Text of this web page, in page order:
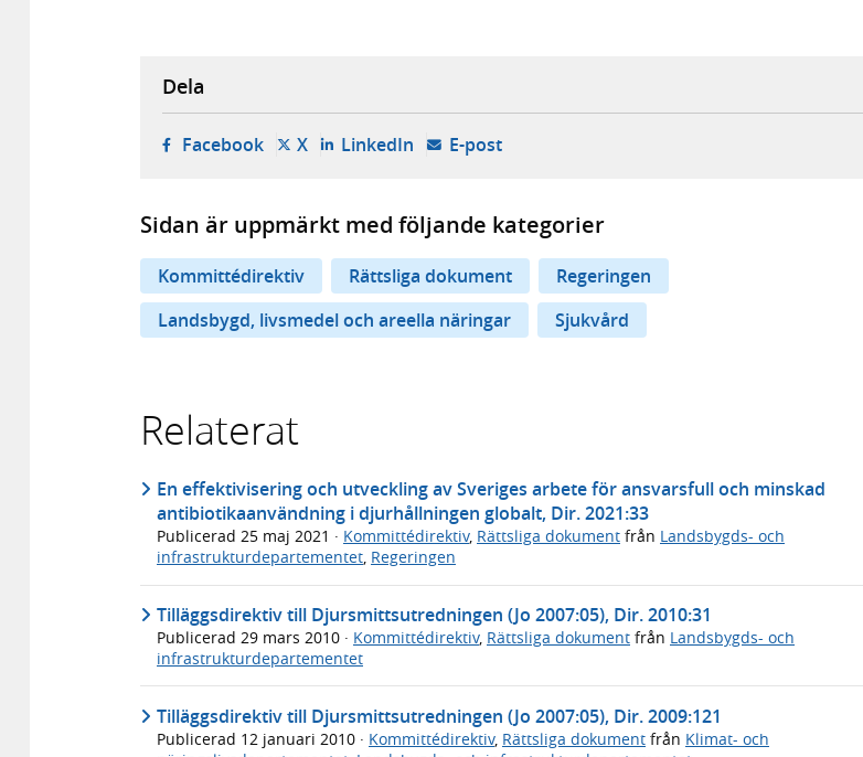
Dela
Facebook- öppnas i ny flik, extern webbplats,
X- öppnas i ny flik, extern webbplats,
LinkedIn- öppnas i ny flik, extern webbplats,
E-post- öppnar din e-postklient,
Sidan är uppmärkt med följande kategorier
Kommittédirektiv Rättsliga dokument
Regeringen
Landsbygd, livsmedel och areella näringar
Sjukvård
Relaterat
En effektivisering och utveckling av Sveriges arbete för ansvarsfull och minskad
antibiotikaanvändning i djurhållningen globalt, Dir. 2021:33
Publicerad 25 maj 2021 · Kommittédirektiv, Rättsliga dokument från Landsbygds- och
infrastrukturdepartementet, Regeringen
Tilläggsdirektiv till Djursmittsutredningen (Jo 2007:05), Dir. 2010:31
Publicerad 29 mars 2010 · Kommittédirektiv, Rättsliga dokument från Landsbygds- och
infrastrukturdepartementet
Tilläggsdirektiv till Djursmittsutredningen (Jo 2007:05), Dir. 2009:121
Publicerad 12 januari 2010 · Kommittédirektiv, Rättsliga dokument från Klimat- och